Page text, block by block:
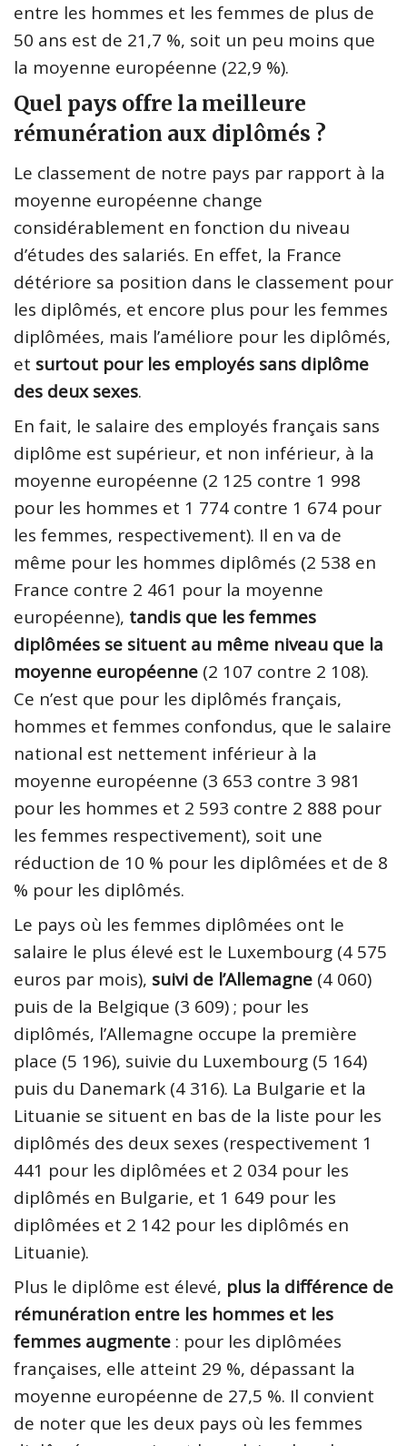
entre les hommes et les femmes de plus de
50 ans est de 21,7 %, soit un peu moins que
la moyenne européenne (22,9 %).
Quel pays offre la meilleure
rémunération aux diplômés ?
Le classement de notre pays par rapport à la
moyenne européenne change
considérablement en fonction du niveau
d’études des salariés. En effet, la France
détériore sa position dans le classement pour
les diplômés, et encore plus pour les femmes
diplômées, mais l’améliore pour les diplômés,
et surtout pour les employés sans diplôme
des deux sexes.
En fait, le salaire des employés français sans
diplôme est supérieur, et non inférieur, à la
moyenne européenne (2 125 contre 1 998
pour les hommes et 1 774 contre 1 674 pour
les femmes, respectivement). Il en va de
même pour les hommes diplômés (2 538 en
France contre 2 461 pour la moyenne
européenne), tandis que les femmes
diplômées se situent au même niveau que la
moyenne européenne (2 107 contre 2 108).
Ce n’est que pour les diplômés français,
hommes et femmes confondus, que le salaire
national est nettement inférieur à la
moyenne européenne (3 653 contre 3 981
pour les hommes et 2 593 contre 2 888 pour
les femmes respectivement), soit une
réduction de 10 % pour les diplômées et de 8
% pour les diplômés.
Le pays où les femmes diplômées ont le
salaire le plus élevé est le Luxembourg (4 575
euros par mois), suivi de l’Allemagne (4 060)
puis de la Belgique (3 609) ; pour les
diplômés, l’Allemagne occupe la première
place (5 196), suivie du Luxembourg (5 164)
puis du Danemark (4 316). La Bulgarie et la
Lituanie se situent en bas de la liste pour les
diplômés des deux sexes (respectivement 1
441 pour les diplômées et 2 034 pour les
diplômés en Bulgarie, et 1 649 pour les
diplômées et 2 142 pour les diplômés en
Lituanie).
Plus le diplôme est élevé, plus la différence de
rémunération entre les hommes et les
femmes augmente : pour les diplômées
françaises, elle atteint 29 %, dépassant la
moyenne européenne de 27,5 %. Il convient
de noter que les deux pays où les femmes